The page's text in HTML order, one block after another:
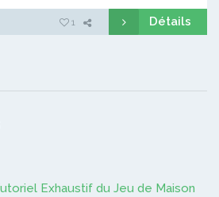
1 Détails
Exhaustif du Jeu de Maison